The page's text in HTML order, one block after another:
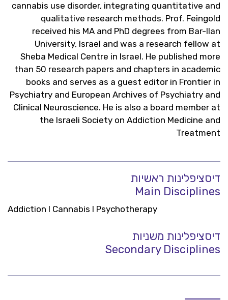
cannabis use disorder, integrating quantitative and
qualitative research methods. Prof. Feingold
received his MA and PhD degrees from Bar-Ilan
University, Israel and was a research fellow at
Sheba Medical Centre in Israel. He published more
than 50 research papers and chapters in academic
books and serves as a guest editor in Frontier in
Psychiatry and European Archives of Psychiatry and
Clinical Neuroscience. He is also a board member at
the Israeli Society on Addiction Medicine and
Treatment
דיסציפלינות ראשיות
Main Disciplines
Addiction I Cannabis I Psychotherapy
דיסציפלינות משניות
Secondary Disciplines